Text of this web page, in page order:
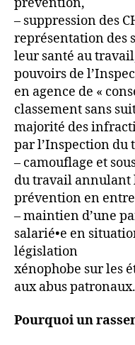
– suppression des
représentation des
leur santé au
pouvoirs de
en agence de «
classement sans
majorité des
par l’Inspection du
– camouflage et
du travail annulant
prévention en
– maintien d’une
salarié•e en
législation
xénophobe sur les
aux abus patronaux.
Pourquoi un